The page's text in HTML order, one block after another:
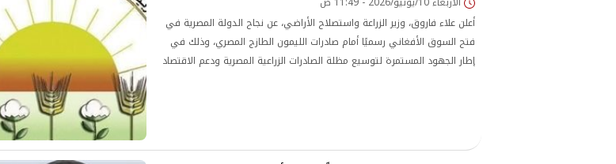
أعلن علاء فاروق، وزير الزراعة واستصلاح الأراضي، عن نجاح الدولة المصرية في
فتح السوق الأفغاني رسميًا أمام صادرات الليمون الطازج المصري، وذلك في
إطار الجهود المستمرة لتوسيع مظلة الصادرات الزراعية المصرية ودعم الاقتصاد